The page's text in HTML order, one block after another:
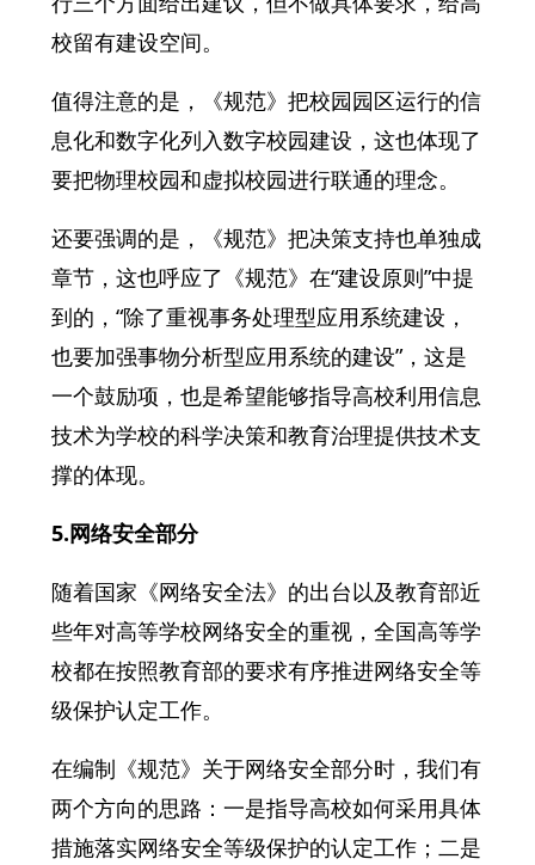
校留有建设空间。
值得注意的是，《规范》把校园园区运行的信
息化和数字化列入数字校园建设，这也体现了
要把物理校园和虚拟校园进行联通的理念。
还要强调的是，《规范》把决策支持也单独成
章节，这也呼应了《规范》在“建设原则”中提
到的，“除了重视事务处理型应用系统建设，
也要加强事物分析型应用系统的建设”，这是
一个鼓励项，也是希望能够指导高校利用信息
技术为学校的科学决策和教育治理提供技术支
撑的体现。
5.网络安全部分
随着国家《网络安全法》的出台以及教育部近
些年对高等学校网络安全的重视，全国高等学
校都在按照教育部的要求有序推进网络安全等
级保护认定工作。
在编制《规范》关于网络安全部分时，我们有
两个方向的思路：一是指导高校如何采用具体
措施落实网络安全等级保护的认定工作；二是